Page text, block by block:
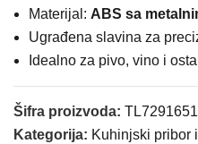
Materijal: ABS sa
Ugrađena slavina za
Idealno za pivo, vino i
Šifra proizvoda:
Kategorija: Kuhinjski pribor